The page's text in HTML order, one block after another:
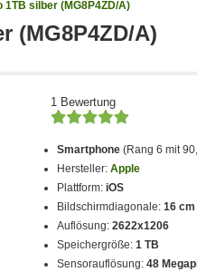
1TB silber (MG8P4ZD/A)
(MG8P4ZD/A)
1 Bewertung
Smartphone (Rang 6 mit
Hersteller:Apple
Plattform:iOS
Bildschirmdiagonale:16 cm
Auflösung:2622x1206
Speichergröße:1 TB
Sensorauflösung:48